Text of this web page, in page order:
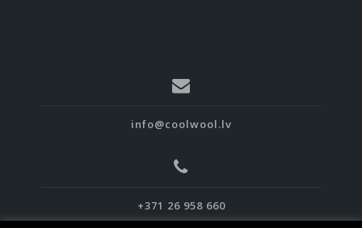
info@coolwool.lv
+371 26 958 660